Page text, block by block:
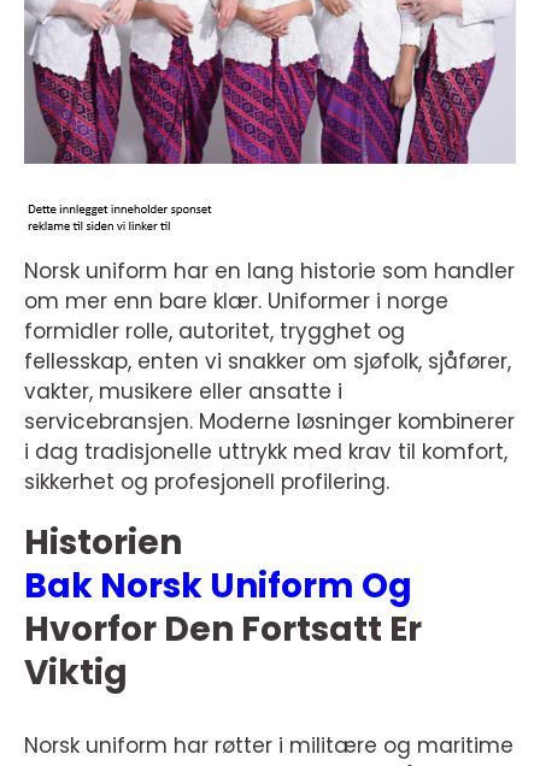
Norsk uniform har en lang historie som handler
om mer enn bare klær. Uniformer i norge
formidler rolle, autoritet, trygghet og
fellesskap, enten vi snakker om sjøfolk, sjåfører,
vakter, musikere eller ansatte i
servicebransjen. Moderne løsninger kombinerer
i dag tradisjonelle uttrykk med krav til komfort,
sikkerhet og profesjonell profilering.
Historien
Bak Norsk Uniform Og
Hvorfor Den Fortsatt Er
Viktig
Norsk uniform har røtter i militære og maritime